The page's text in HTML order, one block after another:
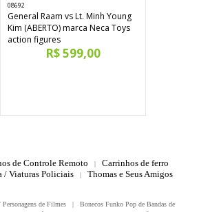
08692
General Raam vs Lt. Minh Young
Kim (ABERTO) marca Neca Toys
action figures
R$ 599,00
de Controle Remoto |
Carrinhos de ferro
/ Viaturas Policiais |
Thomas e Seus Amigos
de Filmes |
Bonecos Funko Pop de Bandas de